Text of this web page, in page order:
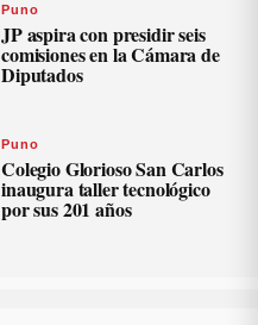
Puno
JP aspira con presidir seis
comisiones en la Cámara de
Diputados
Puno
Colegio Glorioso San Carlos
inaugura taller tecnológico
por sus 201 años